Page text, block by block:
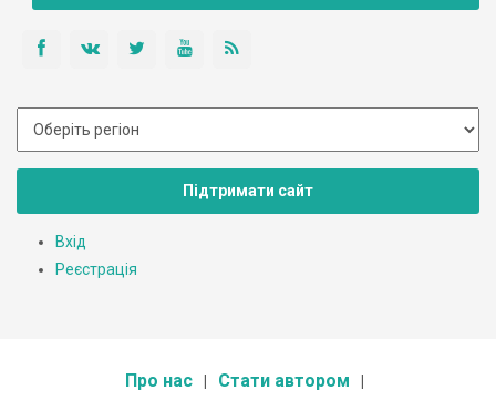
Підтримати сайт
Вхід
Реєстрація
Про нас Стати автором